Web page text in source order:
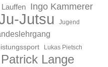
Ingo Kammerer
Jutsu Jugend
Lukas Pietsch
Patrick Lange